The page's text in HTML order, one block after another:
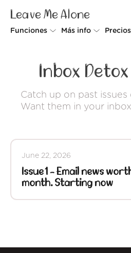
Leave Me Alone
Funciones
Rollups
Screener
Do-not-disturb
Más info
Cómo
Nosotros
Acceder
Precios
Inbox
Catch up on past
Want them in your
June 22, 2026
Issue 1 - Email news
month. Starting now